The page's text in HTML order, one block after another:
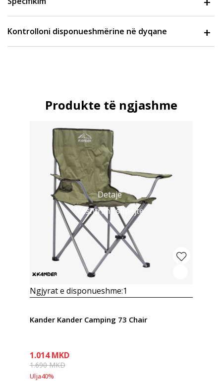
Kontrolloni disponueshmërine në dyqane
Produkte të ngjashme
Detaje
Vështrim i shpejtë
Ngjyrat e disponueshme:1
Kander Kander Camping 73 Chair
1.014 MKD
1.690MKD
Ulja40%